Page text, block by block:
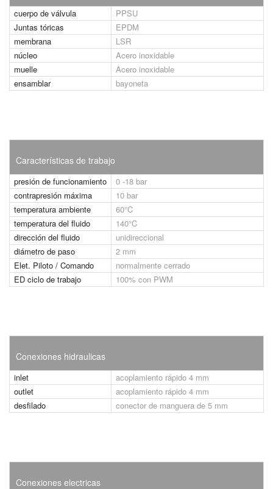
cuerpo de válvula
PPSU
Juntas tóricas
EPDM
membrana
LSR
núcleo
Acero inoxidable
muelle
Acero inoxidable
ensamblar
bayoneta
Características de trabajo
presión de funcionamiento
0 -18 bar
contrapresión máxima
10 bar
temperatura ambiente
60°C
temperatura del fluido
140°C
dirección del fluido
unidireccional
diámetro de paso
2 mm
Elet. Piloto / Comando
normalmente cerrado
ED ciclo de trabajo
100% con PWM
Conexiones hidraulicas
inlet
acoplamiento rápido 4 mm
outlet
acoplamiento rápido 4 mm
desfilado
conector de manguera de 5 mm
Conexiones electricas